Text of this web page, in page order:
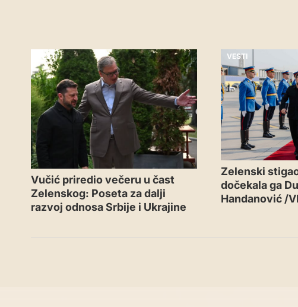
VESTI
Vučić priredio večeru u čast
Zelenskog: Poseta za dalji
razvoj odnosa Srbije i Ukrajine
VESTI
Zelenski
dočekala ga
Handanović /